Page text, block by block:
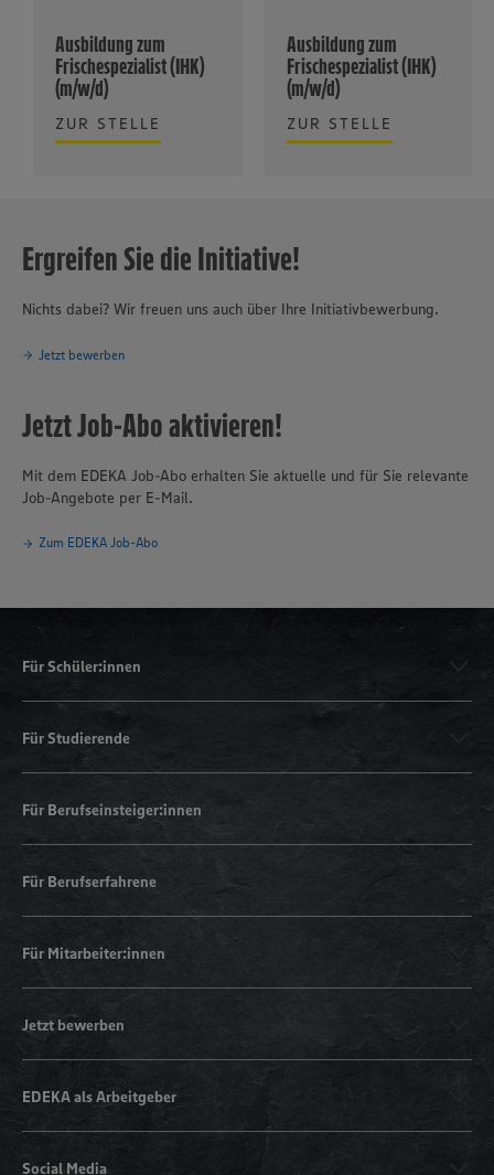
Ausbildung zum
Frischespezialist (IHK)
(m/w/d)
ZUR STELLE
Ausbildung zum
Frischespezialist (IHK)
(m/w/d)
ZUR STELLE
Ergreifen Sie die Initiative!
Nichts dabei? Wir freuen uns auch über Ihre Initiativbewerbung.
Jetzt bewerben
Jetzt Job-Abo aktivieren!
Mit dem EDEKA Job-Abo erhalten Sie aktuelle und für Sie relevante
Job-Angebote per E-Mail.
Zum EDEKA Job-Abo
Für Schüler:innen
Für Studierende
Für Berufseinsteiger:innen
Für Berufserfahrene
Für Mitarbeiter:innen
Jetzt bewerben
EDEKA als Arbeitgeber
Social Media